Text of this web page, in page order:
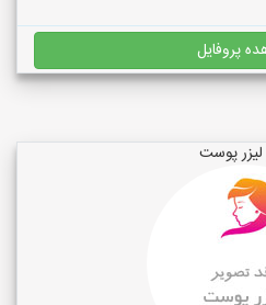
پروفایل
لیزر پوست